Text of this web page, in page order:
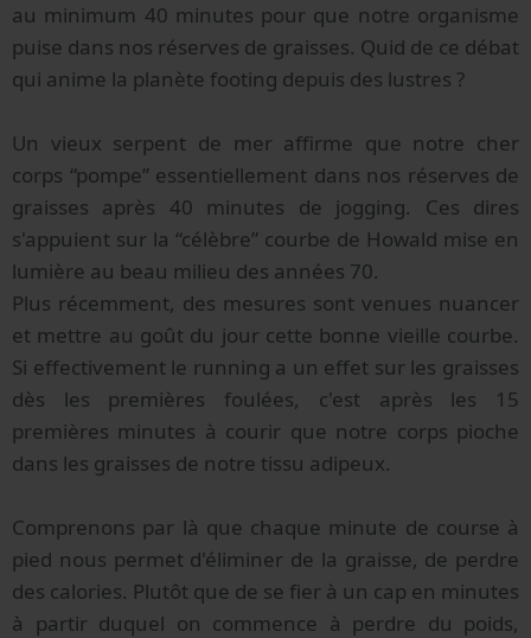
au minimum 40 minutes pour que notre organisme
puise dans nos réserves de graisses. Quid de ce débat
qui anime la planète footing depuis des lustres ?
Un vieux serpent de mer affirme que notre cher
corps “pompe” essentiellement dans nos réserves de
graisses après 40 minutes de jogging. Ces dires
s'appuient sur la “célèbre” courbe de Howald mise en
lumière au beau milieu des années 70.
Plus récemment, des mesures sont venues nuancer
et mettre au goût du jour cette bonne vieille courbe.
Si effectivement le running a un effet sur les graisses
dès les premières foulées, c'est après les 15
premières minutes à courir que notre corps pioche
dans les graisses de notre tissu adipeux.
Comprenons par là que chaque minute de course à
pied nous permet d'éliminer de la graisse, de perdre
des calories. Plutôt que de se fier à un cap en minutes
à partir duquel on commence à perdre du poids,